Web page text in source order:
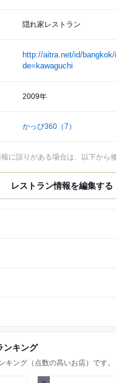
隠れ家レストラン
http://aitra.net/id/
de=kawaguchi
2009年
かっぴ360 （7）
に誤りがある場合は、以下から
レストラン情報を編集する
ンキング
キング（点数の高いお店）です。